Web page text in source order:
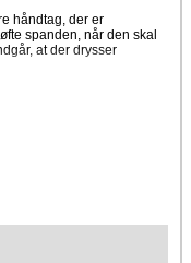
håndtag, der er
spanden, når den skal
at der drysser
ved behov. Gummiet